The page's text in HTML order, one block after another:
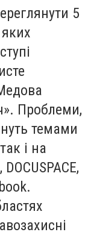
5
Проблеми,
темами
і на